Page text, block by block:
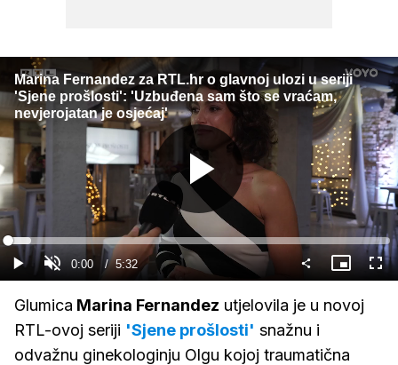
Marina Fernandez za RTL.hr o glavnoj ulozi u seriji
'Sjene prošlosti': 'Uzbuđena sam što se vraćam,
nevjerojatan je osjećaj'
Gledaj
GledajUpali
zvuk
Current
Time
0:00 / Duration
5:32
Loaded:
6.00%
Slika
u
Glumica Marina Fernandez utjelovila je u novoj
RTL-ovoj seriji 'Sjene prošlosti' snažnu i
odvažnu ginekologinju Olgu kojoj traumatična